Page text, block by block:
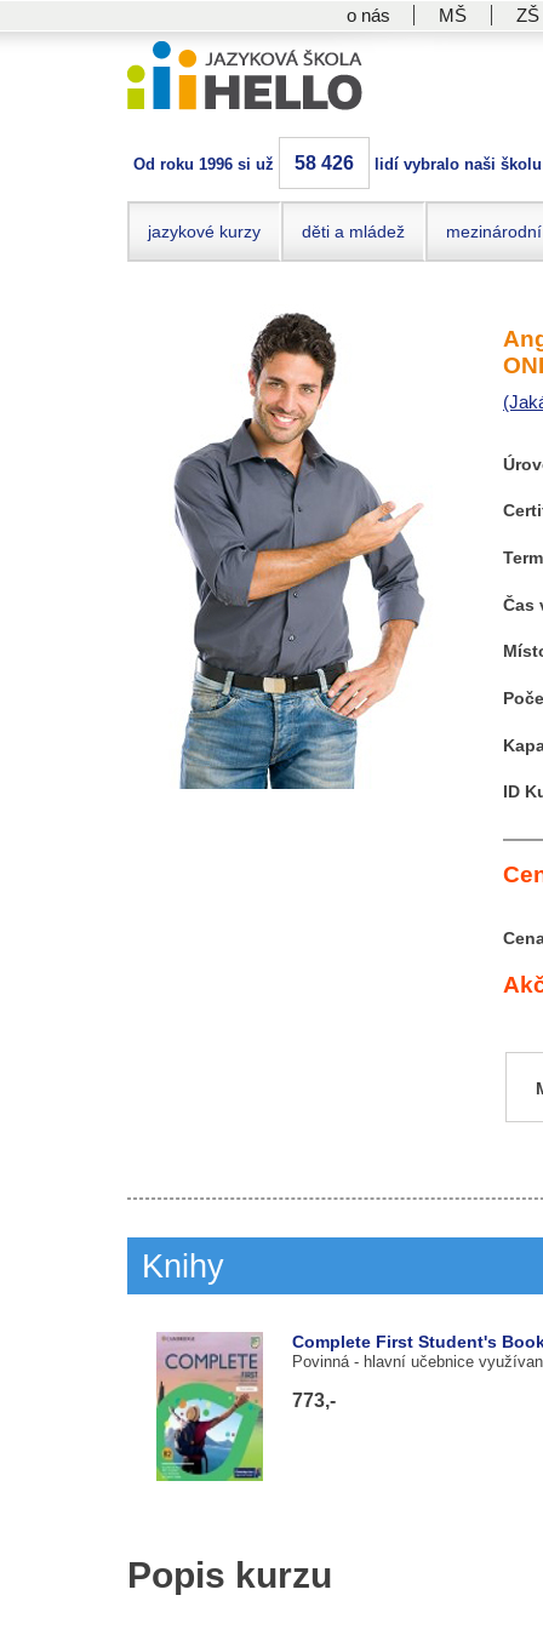
o nás MŠ ZŠ
Od roku 1996 si už 58 426 lidí vybralo naši
jazykové kurzy děti a mládež
Čas
ID
Knihy
Complete First Student's
Povinná - hlavní učebnice
773,-
Popis kurzu